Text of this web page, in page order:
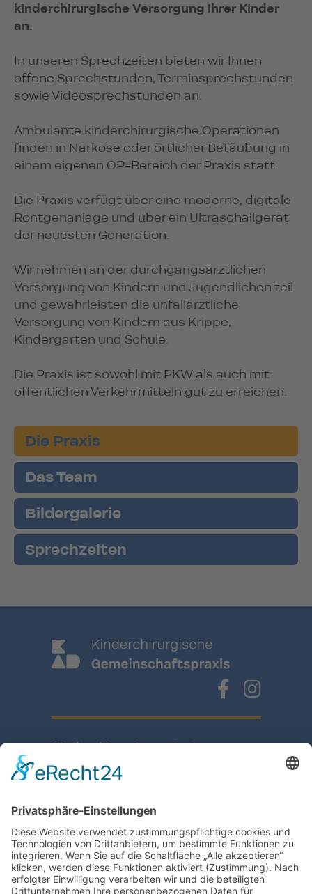
kinderchirurgische Versorgung Ihrer Kinder
an.
In unseren Sprechzeiten bieten wir Ihnen
offene Sprechstunden, Terminsprechstunden
sowie Videosprechstunden an.
Ambulante kinderchirurgische Operationen
finden in Narkose oder örtlicher Betäubung in
einem eigenen OP-Bereich der Praxis statt.
Die Praxis verfügt über eine moderne, digitale
Röntgenanlage und über ein Ultraschallgerät
der neuesten Generation.
Wir nehmen an der durchgangsärztlichen
Versorgung von Kindern und Jugendlichen teil
und gewährleisten die unfallärztliche
Versorgung von Kindern aus Krippe,
Kindergarten und Schule.
Die Praxis ist sowohl mit PKW als auch mit
öffentlichen Verkehrmitteln gut zu erreichen.
Die Praxis
Das Team
Bildergalerie
Sprechzeiten
Kinderchirurgie am Deister
Vor dem Oberntore 4A
Tel. 0 50 42-99 49 40
Fax. 0 50 42-99 49 499
info@kinderchirurgie-deister.de
Schnellzugriff